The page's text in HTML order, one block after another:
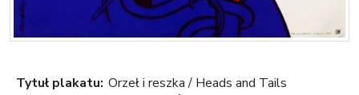
Tytuł plakatu: Orzeł i reszka / Heads and Tails